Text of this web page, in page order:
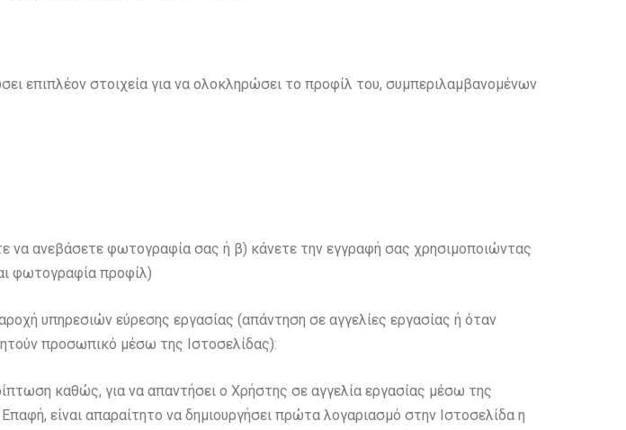
επιπλέον στοιχεία για να ολοκληρώσει το προφίλ του, συμπεριλαμβανομένων
να ανεβάσετε φωτογραφία σας ή β) κάνετε την εγγραφή σας χρησιμοποιώντας
φωτογραφία προφίλ)
υπηρεσιών εύρεσης εργασίας (απάντηση σε αγγελίες εργασίας ή όταν
προσωπικό μέσω της Ιστοσελίδας):
καθώς, για να απαντήσει ο Χρήστης σε αγγελία εργασίας μέσω της
είναι απαραίτητο να δημιουργήσει πρώτα λογαριασμό στην Ιστοσελίδα η